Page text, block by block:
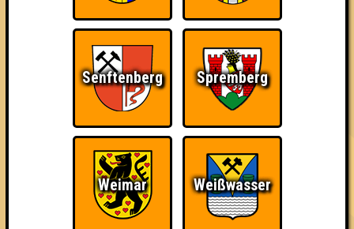
So kurz vorm Sieg! Wir sind ERSTER?!
Senftenberg Spremberg
Weimar Weißwasser